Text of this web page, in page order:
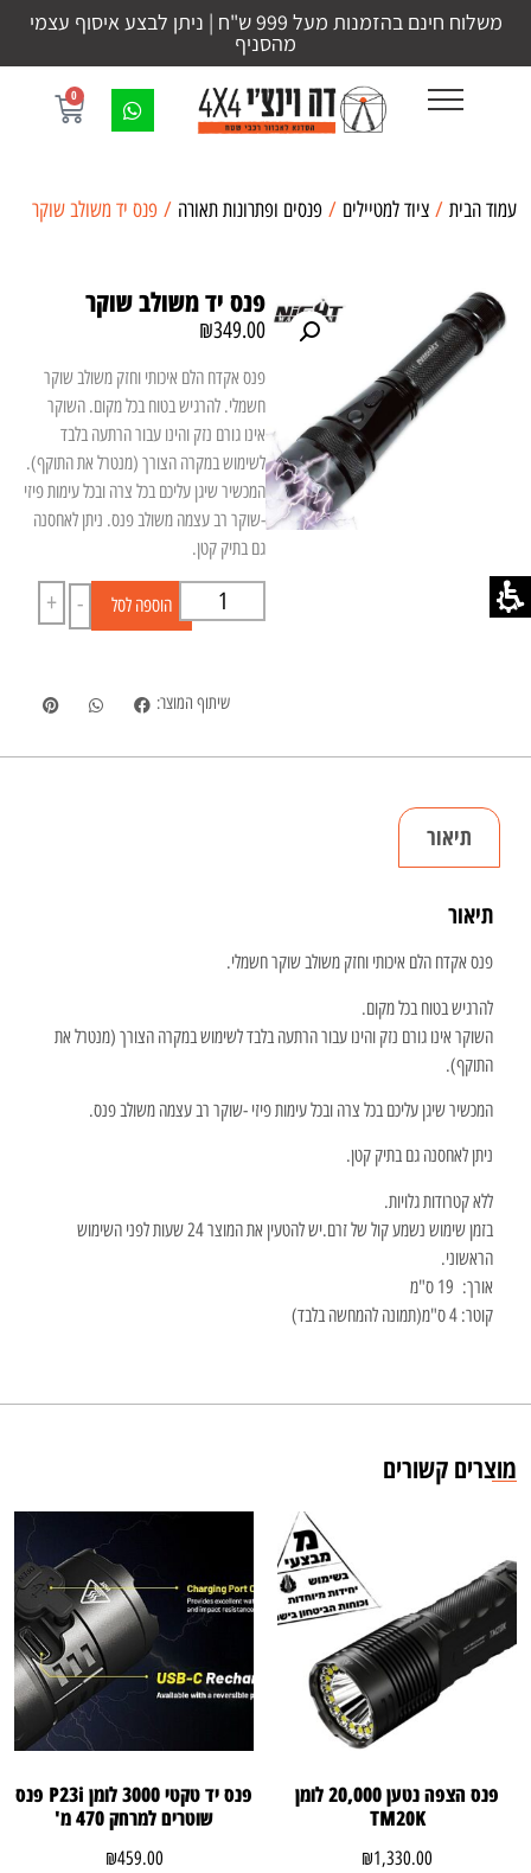
משלוח חינם בהזמנות מעל 999 ש"ח | ניתן לבצע איסוף עצמי
מהסניף
0
עמוד הבית / ציוד למטיילים / פנסים ופתרונות תאורה / פנס יד משולב שוקר
פנס יד משולב שוקר
₪349.00
פנס אקדח הלם איכותי וחזק משולב שוקר
חשמלי. להרגיש בטוח בכל מקום. השוקר
אינו גורם נזק והינו עבור הרתעה בלבד
לשימוש במקרה הצורך (מנטרל את התוקף).
המכשיר שיגן עליכם בכל צרה ובכל עימות פיזי
-שוקר רב עצמה משולב פנס. ניתן לאחסנה
גם בתיק קטן.
-
+ הוספה לסל
שיתוף המוצר:
תיאור
תיאור
פנס אקדח הלם איכותי וחזק משולב שוקר חשמלי.
להרגיש בטוח בכל מקום.
השוקר אינו גורם נזק והינו עבור הרתעה בלבד לשימוש במקרה הצורך (מנטרל את
התוקף).
המכשיר שיגן עליכם בכל צרה ובכל עימות פיזי -שוקר רב עצמה משולב פנס.
ניתן לאחסנה גם בתיק קטן.
ללא קטרודות גלויות.
בזמן שימוש נשמע קול של זרם.יש להטעין את המוצר 24 שעות לפני השימוש
הראשוני.
אורך: 19 ס"מ
קוטר: 4 ס"מ(תמונה להמחשה בלבד)
מוצרים קשורים
פנס הצפה נטען 20,000 לומן
TM20K
₪1,330.00
פנס יד טקטי 3000 לומן P23i פנס
שוטרים למרחק 470 מ'
₪459.00